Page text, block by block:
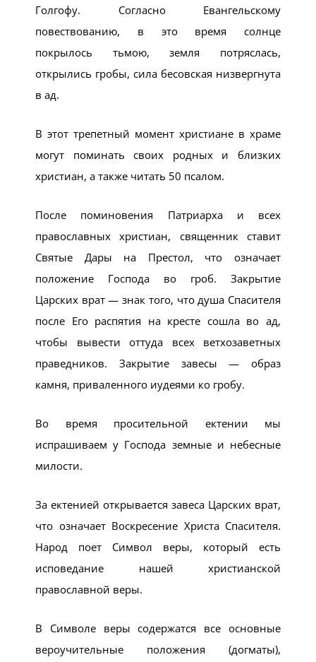
Голгофу. Согласно Евангельскому
повествованию, в это время солнце
покрылось тьмою, земля потряслась,
открылись гробы, сила бесовская низвергнута
в ад.
В этот трепетный момент христиане в храме
могут поминать своих родных и близких
христиан, а также читать 50 псалом.
После поминовения Патриарха и всех
православных христиан, священник ставит
Святые Дары на Престол, что означает
положение Господа во гроб. Закрытие
Царских врат — знак того, что душа Спасителя
после Его распятия на кресте сошла во ад,
чтобы вывести оттуда всех ветхозаветных
праведников. Закрытие завесы — образ
камня, приваленного иудеями ко гробу.
Во время просительной ектении мы
испрашиваем у Господа земные и небесные
милости.
За ектенией открывается завеса Царских врат,
что означает Воскресение Христа Спасителя.
Народ поет Символ веры, который есть
исповедание нашей христианской
православной веры.
В Символе веры содержатся все основные
вероучительные положения (догматы),